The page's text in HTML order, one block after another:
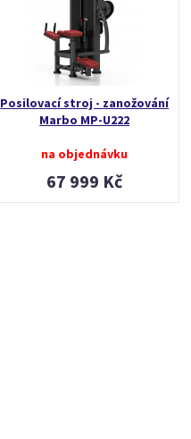
Posilovací stroj - zanožování
Marbo MP-U222
na objednávku
67 999 Kč